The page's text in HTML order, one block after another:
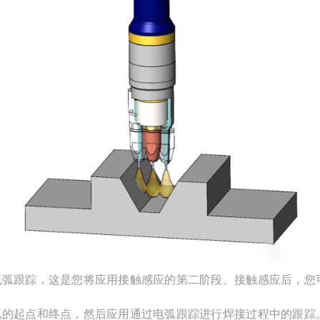
跟踪，这是您将应用接触感应的第二阶段。接触感应后，您
起点和终点，然后应用通过电弧跟踪进行焊接过程中的跟踪